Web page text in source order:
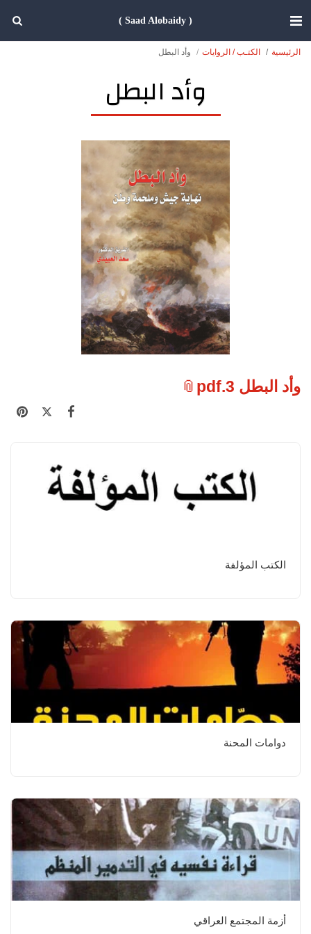
( Saad Alobaidy )
الرئيسية الكتـب / الروايات وأد البطل
وأد البطل
وأد البطل 3.pdf
الكتب المؤلفة
دوامات المحنة
أزمة المجتمع العراقي